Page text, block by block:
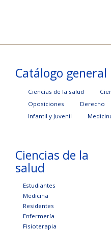
Catálogo general
Ciencias de la salud
Oposiciones
Derecho
Infantil y Juvenil
Ciencias de la
salud
Estudiantes
Medicina
Residentes
Enfermería
Fisioterapia